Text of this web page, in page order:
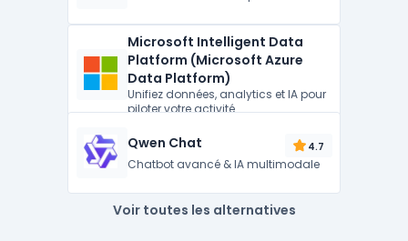
Microsoft Intelligent Data
Platform (Microsoft Azure
Data Platform)
Unifiez données, analytics et IA pour
piloter votre activité
Qwen Chat 4.7
Chatbot avancé & IA multimodale
Voir toutes les alternatives